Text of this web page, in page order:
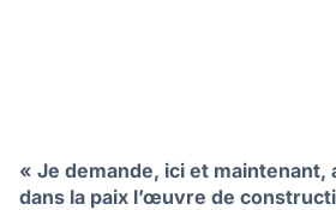
« Je demande, ici et maintenant,
dans la paix l’œuvre de